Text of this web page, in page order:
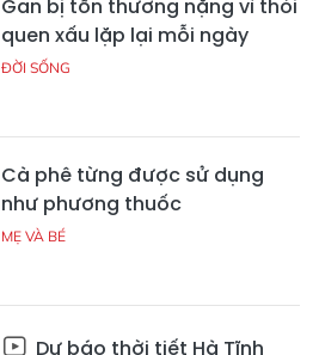
Gan bị tổn thương nặng vì thói
quen xấu lặp lại mỗi ngày
ĐỜI SỐNG
Cà phê từng được sử dụng
như phương thuốc
MẸ VÀ BÉ
Dự báo thời tiết Hà Tĩnh